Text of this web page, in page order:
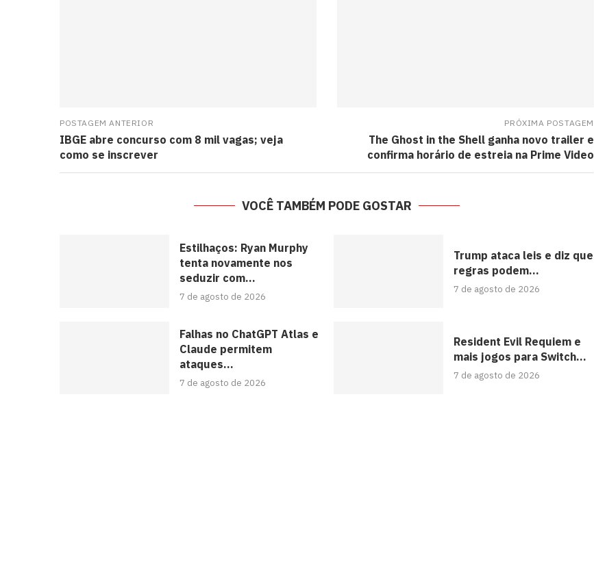
POSTAGEM ANTERIOR
IBGE abre concurso com 8 mil vagas; veja
como se inscrever
PRÓXIMA POSTAGEM
The Ghost in the Shell ganha novo trailer e
confirma horário de estreia na Prime Video
VOCÊ TAMBÉM PODE GOSTAR
Estilhaços: Ryan Murphy
tenta novamente nos
seduzir com...
7 de agosto de 2026
Trump ataca leis e diz que
regras podem...
7 de agosto de 2026
Falhas no ChatGPT Atlas e
Claude permitem
ataques...
7 de agosto de 2026
Resident Evil Requiem e
mais jogos para Switch...
7 de agosto de 2026